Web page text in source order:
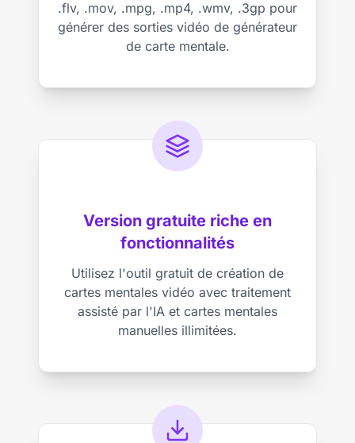
.flv, .mov, .mpg, .mp4, .wmv, .3gp pour
générer des sorties vidéo de générateur
de carte mentale.
Version gratuite riche en
fonctionnalités
Utilisez l'outil gratuit de création de
cartes mentales vidéo avec traitement
assisté par l'IA et cartes mentales
manuelles illimitées.